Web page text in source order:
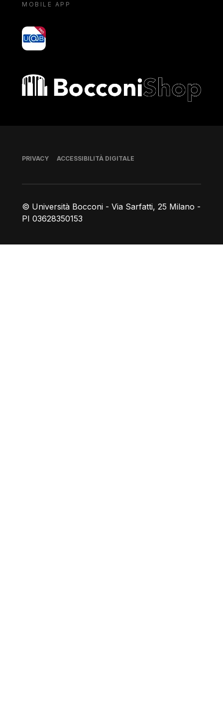
MOBILE APP
yoU@B
Bocconi shop
© Università Bocconi - Via Sarfatti, 25 Milano -
PI 03628350153
Piè di pagina
PRIVACY ACCESSIBILITÀ DIGITALE